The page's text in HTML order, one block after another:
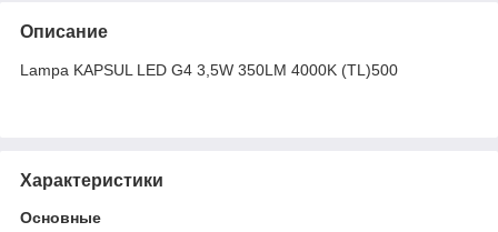
Описание
Lampa KAPSUL LED G4 3,5W 350LM 4000K (TL)500
Характеристики
Основные